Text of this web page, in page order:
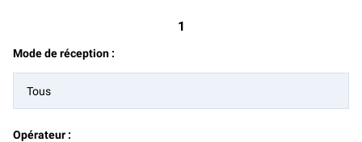
1
Mode de réception :
Tous
Opérateur :